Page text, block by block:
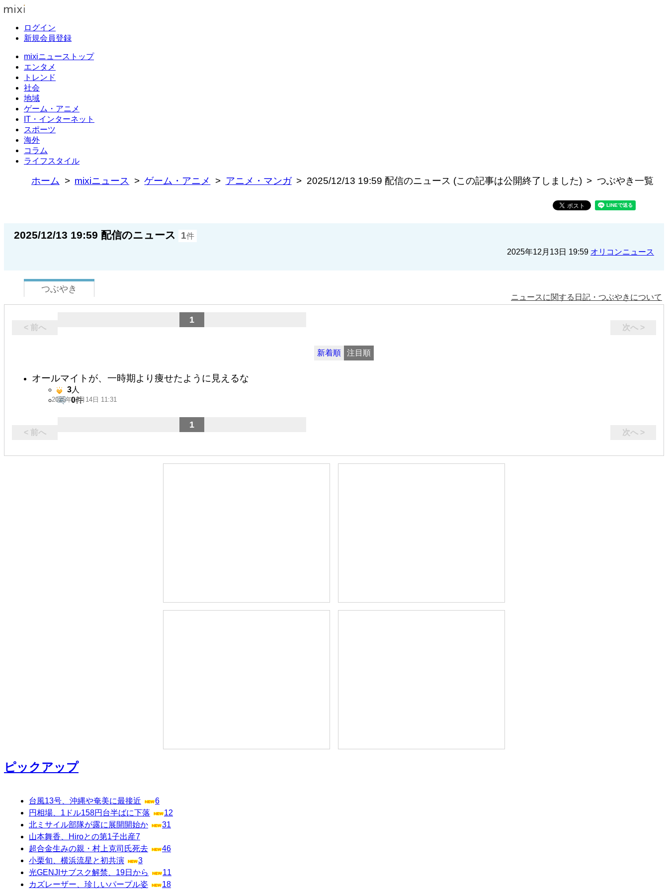
ログイン
新規会員登録
mixiニューストップ
エンタメ
トレンド
社会
地域
ゲーム・アニメ
IT・インターネット
スポーツ
海外
コラム
ライフスタイル
ホーム mixiニュース ゲーム・アニメ アニメ・マンガ 2025/12/13 19:59 配信のニュース (この記事は公開終了しました) つぶやき一覧
2025/12/13 19:59 配信のニュース 1件
2025年12月13日 19:59 オリコンニュース
つぶやき
ニュースに関する日記・つぶやきについて
< 前へ
1
次へ >
新着順 注目順
オールマイトが、一時期より痩せたように見えるな
2025年12月14日 11:31
3人
0件
< 前へ
1
次へ >
ピックアップ
台風13号、沖縄や奄美に最接近
6
円相場、1ドル158円台半ばに下落
12
北ミサイル部隊が露に展開開始か
31
山本舞香、Hiroとの第1子出産7
超合金生みの親・村上克司氏死去
46
小栗旬、横浜流星と初共演
3
光GENJIサブスク解禁、19日から
11
カズレーザー、珍しいパープル姿
18